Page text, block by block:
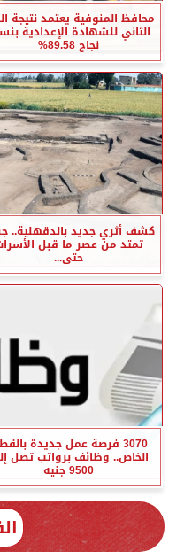
محافظ المنوفية يعتمد نتيجة
الثاني للشهادة الإعدادية
نجاح 89.58%
كشف أثري جديد بالدقهلية..
تمتد من عصر ما قبل
حتى...
3070 فرصة عمل جديدة
الخاص.. وظائف برواتب تصل
9500 جنيه